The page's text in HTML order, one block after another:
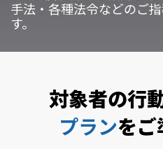
手法・各種法令などのご
す。
対象者の行
プランを